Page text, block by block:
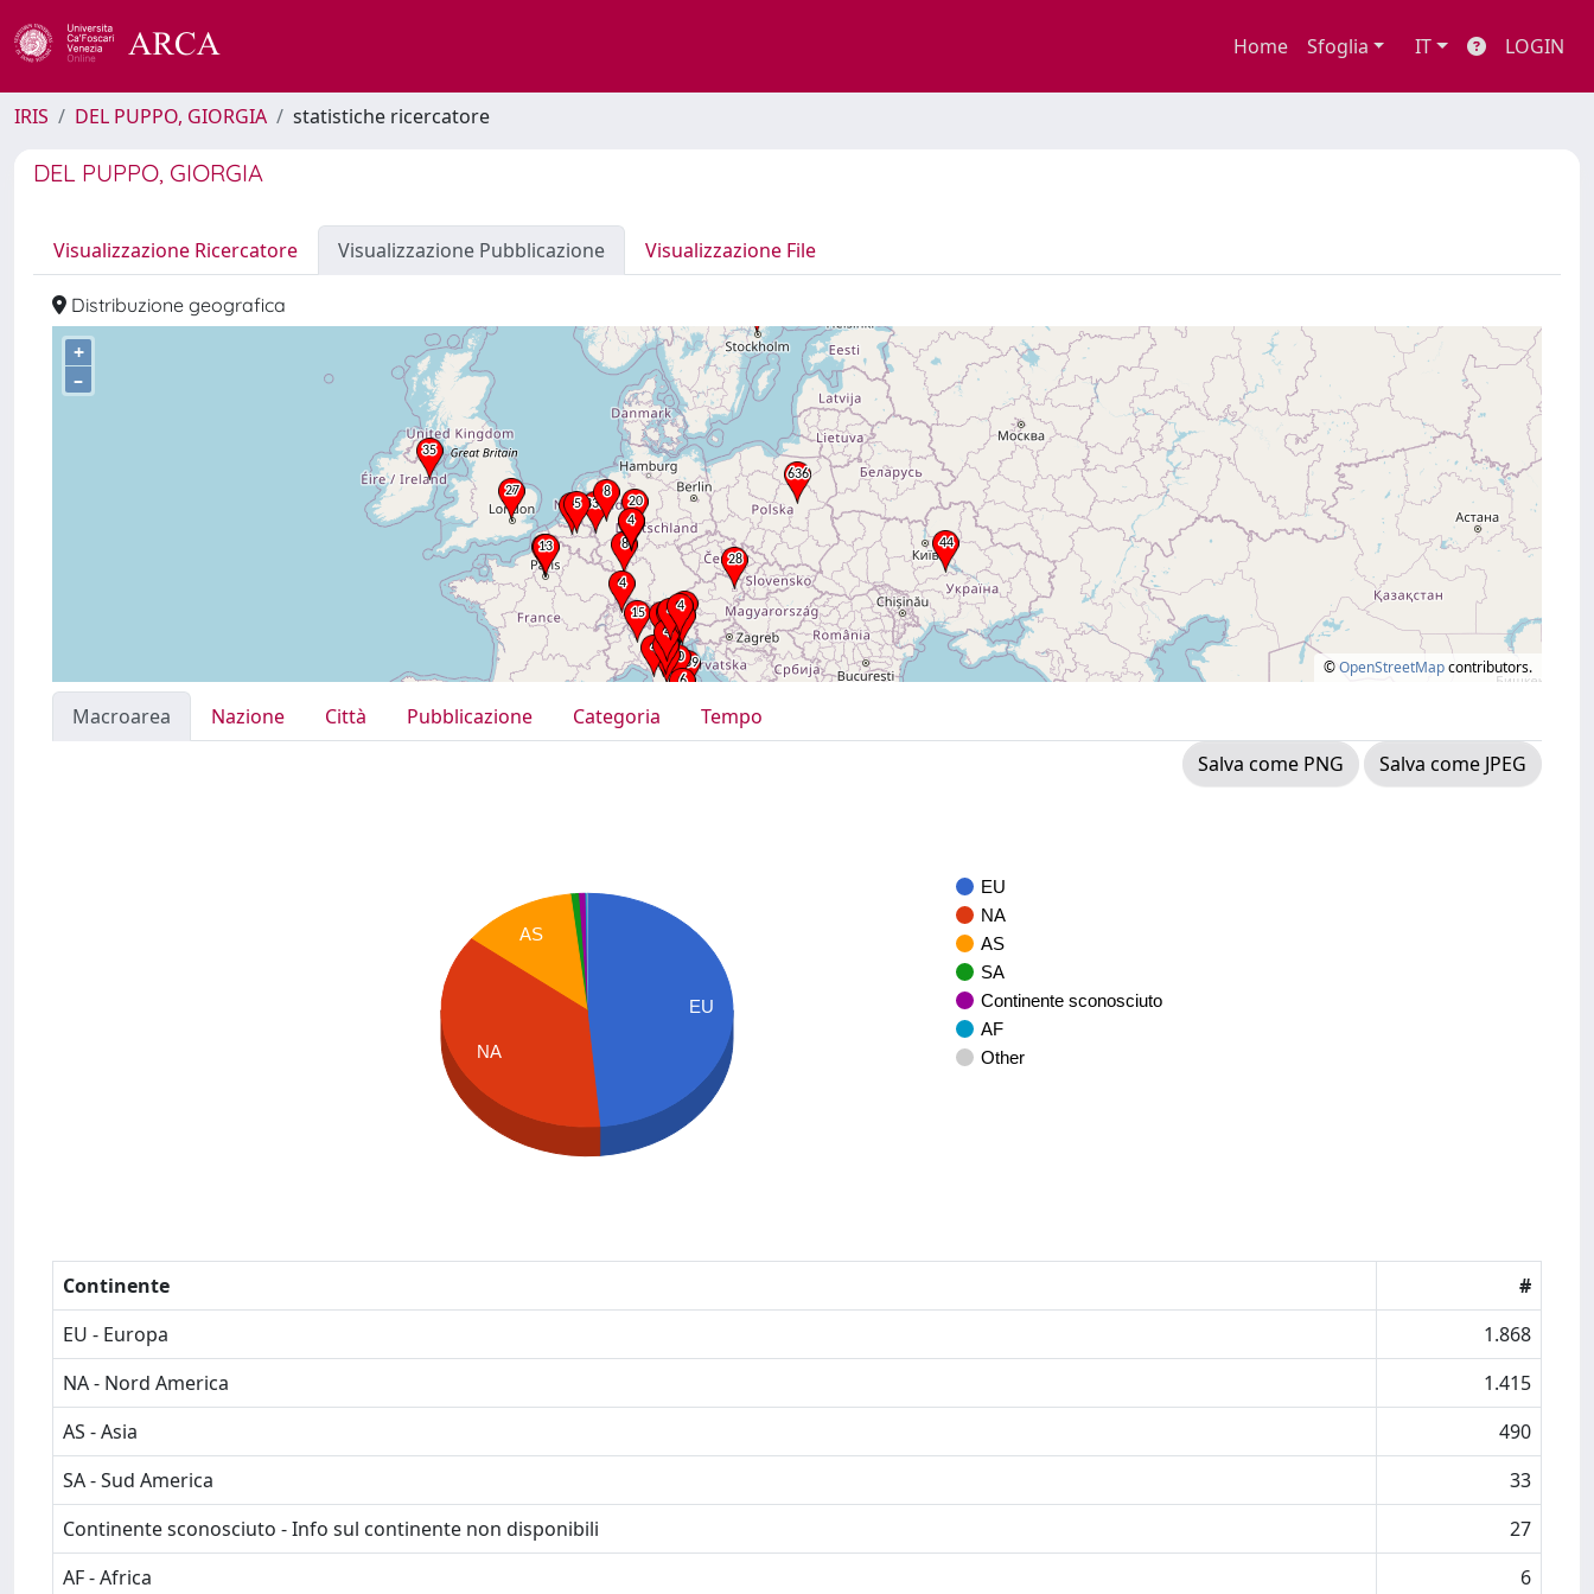
Home Sfoglia IT LOGIN
IRIS DEL PUPPO, GIORGIA statistiche ricercatore
DEL PUPPO, GIORGIA
Visualizzazione Ricercatore Visualizzazione Pubblicazione Visualizzazione File
Distribuzione geografica
+
–
©OpenStreetMapcontributors.
Macroarea Nazione Città Pubblicazione Categoria
Tempo
Salva come PNG
Salva come JPEG
EU
NA
AS
SA
Continente sconosciuto
AF
Other
EU
AS
NA
Continente
#
EU - Europa
1.868
NA - Nord America
1.415
AS - Asia
490
SA - Sud America
33
Continente sconosciuto - Info sul continente non disponibili
27
AF - Africa
6